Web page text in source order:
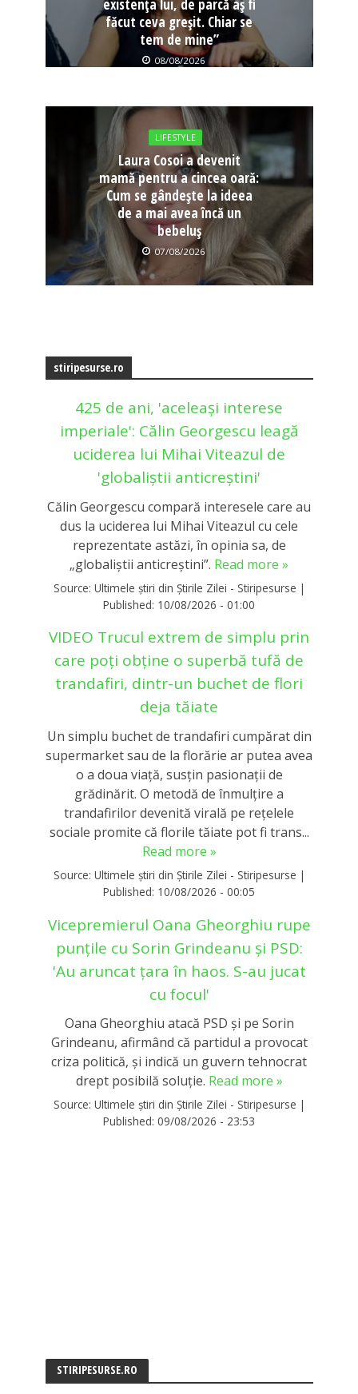
existența lui, de parcă aș fi
făcut ceva greșit. Chiar se
tem de mine”
08/08/2026
LIFESTYLE
Laura Cosoi a devenit
mamă pentru a cincea oară:
Cum se gândește la ideea
de a mai avea încă un
bebeluș
07/08/2026
stiripesurse.ro
425 de ani, 'aceleași interese
imperiale': Călin Georgescu leagă
uciderea lui Mihai Viteazul de
'globaliștii anticreștini'
Călin Georgescu compară interesele care au
dus la uciderea lui Mihai Viteazul cu cele
reprezentate astăzi, în opinia sa, de
„globaliștii anticreștini”. Read more »
Source: Ultimele știri din Știrile Zilei - Stiripesurse |
Published: 10/08/2026 - 01:00
VIDEO Trucul extrem de simplu prin
care poți obține o superbă tufă de
trandafiri, dintr-un buchet de flori
deja tăiate
Un simplu buchet de trandafiri cumpărat din
supermarket sau de la florărie ar putea avea
o a doua viață, susțin pasionații de
grădinărit. O metodă de înmulțire a
trandafirilor devenită virală pe rețelele
sociale promite că florile tăiate pot fi trans...
Read more »
Source: Ultimele știri din Știrile Zilei - Stiripesurse |
Published: 10/08/2026 - 00:05
Vicepremierul Oana Gheorghiu rupe
punțile cu Sorin Grindeanu și PSD:
'Au aruncat țara în haos. S-au jucat
cu focul'
Oana Gheorghiu atacă PSD și pe Sorin
Grindeanu, afirmând că partidul a provocat
criza politică, și indică un guvern tehnocrat
drept posibilă soluție. Read more »
Source: Ultimele știri din Știrile Zilei - Stiripesurse |
Published: 09/08/2026 - 23:53
STIRIPESURSE.RO